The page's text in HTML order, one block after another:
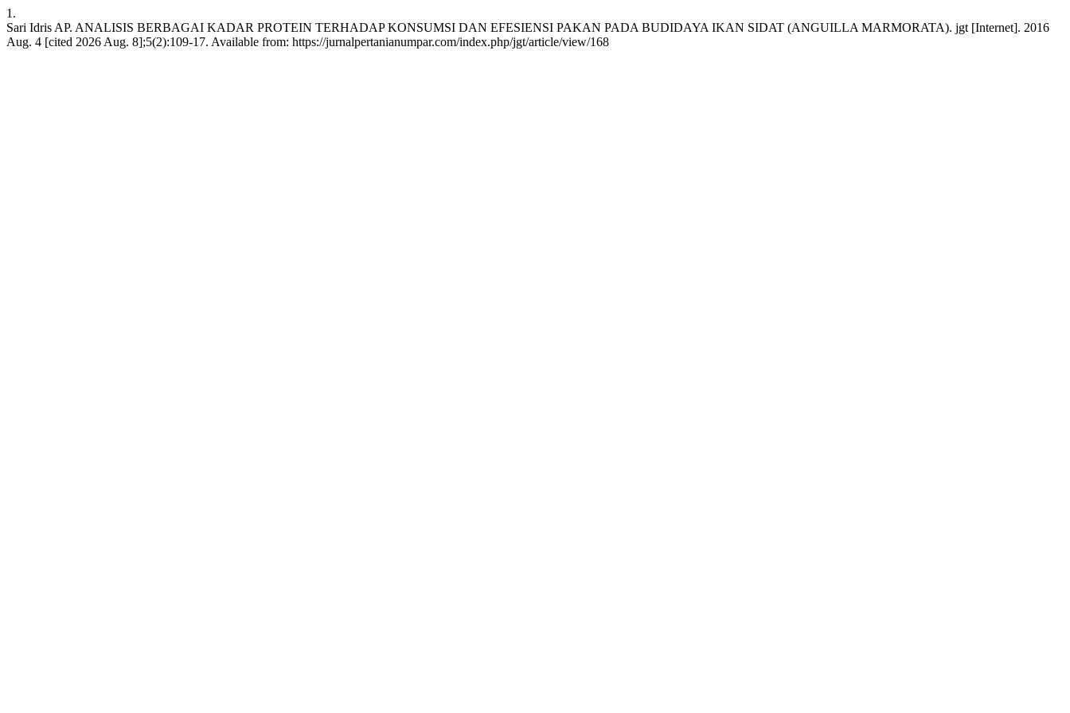
1.
Sari Idris AP. ANALISIS BERBAGAI KADAR PROTEIN TERHADAP KONSUMSI DAN EFESIENSI PAKAN PADA BUDIDAYA IKAN SIDAT (ANGUILLA MARMORATA). jgt [Internet]. 2016
Aug. 4 [cited 2026 Aug. 8];5(2):109-17. Available from: https://jurnalpertanianumpar.com/index.php/jgt/article/view/168